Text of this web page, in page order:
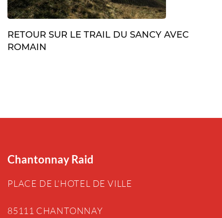
RETOUR SUR LE TRAIL DU SANCY AVEC
ROMAIN
Chantonnay Raid
PLACE DE L’HOTEL DE VILLE
85111 CHANTONNAY